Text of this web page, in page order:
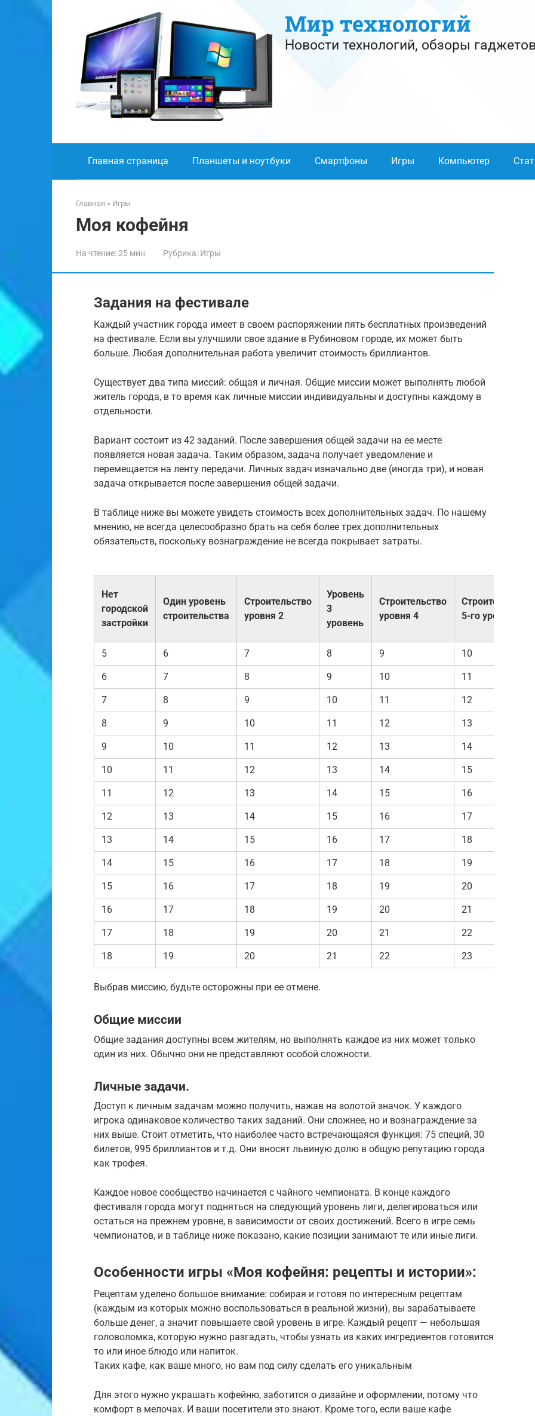
Мир технологий
Новости технологий, обзоры
Главная страница Планшеты и ноутбуки Смартфоны Игры Компьютер
Главная » Игры
Моя кофейня
На чтение:25 мин Рубрика: Игры
Задания на фестивале
Каждый участник города имеет в своем распоряжении пять бесплатных произведений
на фестивале. Если вы улучшили свое здание в Рубиновом городе, их может быть
больше. Любая дополнительная работа увеличит стоимость бриллиантов.
Существует два типа миссий: общая и личная. Общие миссии может выполнять любой
житель города, в то время как личные миссии индивидуальны и доступны каждому в
отдельности.
Вариант состоит из 42 заданий. После завершения общей задачи на ее месте
появляется новая задача. Таким образом, задача получает уведомление и
перемещается на ленту передачи. Личных задач изначально две (иногда три), и новая
задача открывается после завершения общей задачи.
В таблице ниже вы можете увидеть стоимость всех дополнительных задач. По нашему
мнению, не всегда целесообразно брать на себя более трех дополнительных
обязательств, поскольку вознаграждение не всегда покрывает затраты.
Нет
городской
застройки
Один уровень
строительства
Строительство
уровня 2
Уровень
3
уровень
Строительство
уровня 4
Строительство
5-го уровня
5 6 7 8 9 10
6 7 8 9 10 11
7 8 9 10 11 12
8 9 10 11 12 13
9 10 11 12 13 14
10 11 12 13 14 15
11 12 13 14 15 16
12 13 14 15 16 17
13 14 15 16 17 18
14 15 16 17 18 19
15 16 17 18 19 20
16 17 18 19 20 21
17 18 19 20 21 22
18 19 20 21 22 23
Выбрав миссию, будьте осторожны при ее отмене.
Общие миссии
Общие задания доступны всем жителям, но выполнять каждое из них может только
один из них. Обычно они не представляют особой сложности.
Личные задачи.
Доступ к личным задачам можно получить, нажав на золотой значок. У каждого
игрока одинаковое количество таких заданий. Они сложнее, но и вознаграждение за
них выше. Стоит отметить, что наиболее часто встречающаяся функция: 75 специй, 30
билетов, 995 бриллиантов и т.д. Они вносят львиную долю в общую репутацию города
как трофея.
Каждое новое сообщество начинается с чайного чемпионата. В конце каждого
фестиваля города могут подняться на следующий уровень лиги, делегироваться или
остаться на прежнем уровне, в зависимости от своих достижений. Всего в игре семь
чемпионатов, и в таблице ниже показано, какие позиции занимают те или иные лиги.
Особенности игры «Моя кофейня: рецепты и истории»:
Рецептам уделено большое внимание: собирая и готовя по интересным рецептам
(каждым из которых можно воспользоваться в реальной жизни), вы зарабатываете
больше денег, а значит повышаете свой уровень в игре. Каждый рецепт — небольшая
головоломка, которую нужно разгадать, чтобы узнать из каких ингредиентов готовится
то или иное блюдо или напиток.
Таких кафе, как ваше много, но вам под силу сделать его уникальным
Для этого нужно украшать кофейню, заботится о дизайне и оформлении, потому что
комфорт в мелочах. И ваши посетители это знают. Кроме того, если ваше кафе